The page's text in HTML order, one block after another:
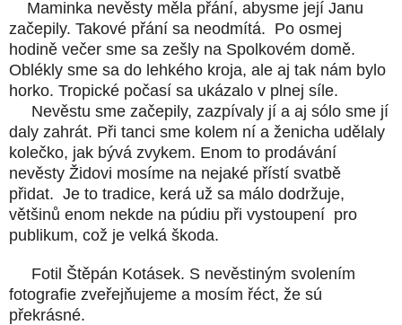
Maminka nevěsty měla přání, abysme její Janu
začepily. Takové přání sa neodmítá. Po osmej
hodině večer sme sa zešly na Spolkovém domě.
Oblékly sme sa do lehkého kroja, ale aj tak nám bylo
horko. Tropické počasí sa ukázalo v plnej síle.
Nevěstu sme začepily, zazpívaly jí a aj sólo sme jí
daly zahrát. Při tanci sme kolem ní a ženicha udělaly
kolečko, jak bývá zvykem. Enom to prodávání
nevěsty Židovi mosíme na nejaké přístí svatbě
přidat. Je to tradice, kerá už sa málo dodržuje,
většinů enom nekde na púdiu při vystoupení pro
publikum, což je velká škoda.
Fotil Štěpán Kotásek. S nevěstiným svolením
fotografie zveřejňujeme a mosím řéct, že sú
překrásné.